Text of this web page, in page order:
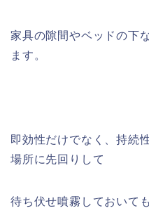
家具の隙間やベッドの下
ます。
即効性だけでなく、持続
場所に先回りして
待ち伏せ噴霧しておいて